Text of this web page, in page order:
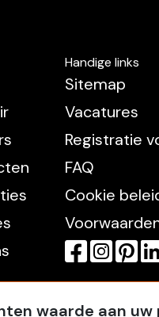
Handige links
Sitemap
Vacatures
Registratie
FAQ
Cookie
waarde aan uw